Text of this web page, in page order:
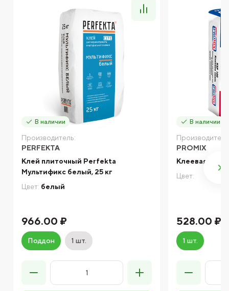
В наличии
Производитель:
PERFEKTA
Клей плиточный Perfekta
Мультификс белый, 25 кг
Цвет: белый
966.00 ₽
Поддон 1 шт.
В наличии
PROMIX
Клеевая
Цвет:
528.00 ₽
1 шт.